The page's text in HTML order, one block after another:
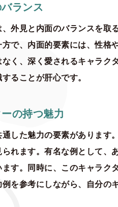
ランス
外見と内面のバランスを
で、内面的要素には、性
く、深く愛されるキャラ
ることが肝心です。
の持つ魅力
した魅力の要素がありま
れます。有名な例として
す。同時に、このキャラ
を参考にしながら、自分の